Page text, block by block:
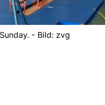
- Bild: zvg